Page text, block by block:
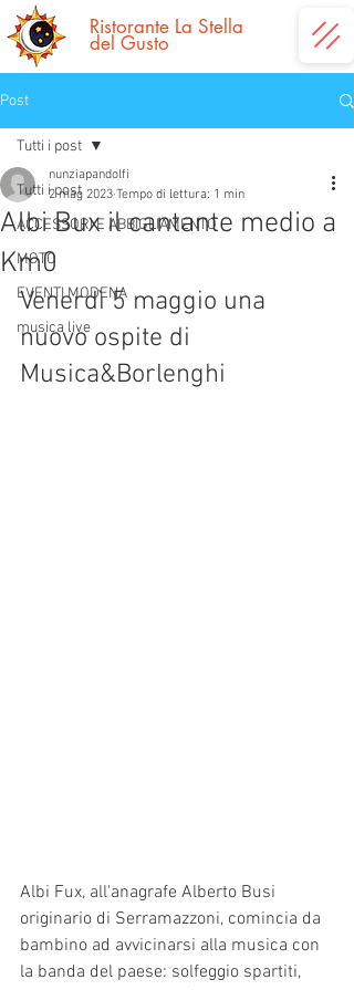
Ristorante La Stella
del Gusto
Post
Tutti i post
ACCESSORI E ABBIGLIAMENTO
MOTO
EVENTI MODENA
musica live
Tutti i post
Albi Bux il cantante medio a
Km0
nunziapandolfi
2 mag 2023 Tempo di lettura: 1 min
Venerdì 5 maggio una
nuovo ospite di
Musica&Borlenghi
Albi Fux, all'anagrafe Alberto Busi
originario di Serramazzoni, comincia da
bambino ad avvicinarsi alla musica con
la banda del paese: solfeggio spartiti,